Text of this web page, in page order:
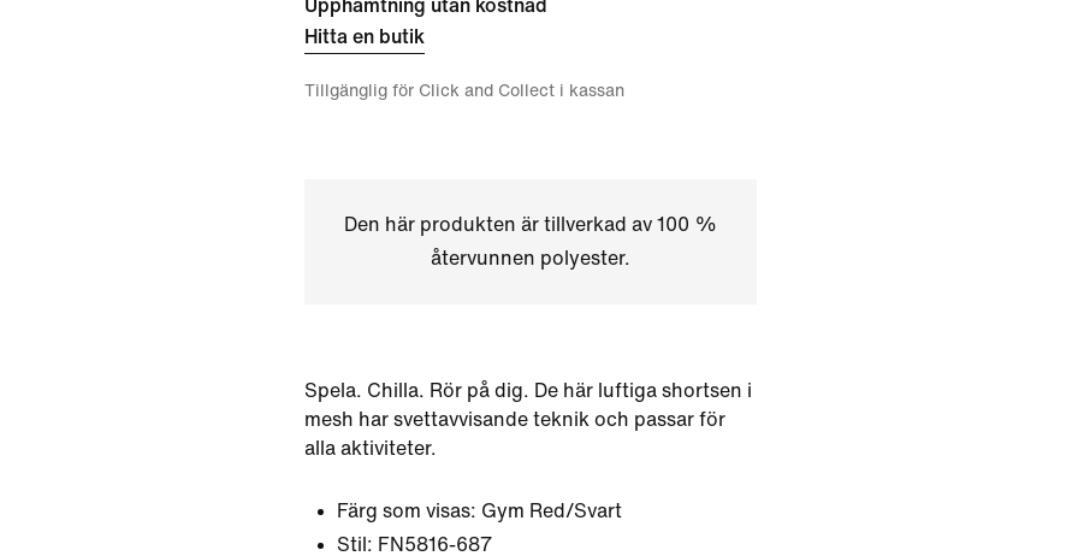
Upphämtning utan kostnad
Hitta en butik
Tillgänglig för Click and Collect i kassan
Den här produkten är tillverkad av 100 %
återvunnen polyester.
Spela. Chilla. Rör på dig. De här luftiga shortsen i
mesh har svettavvisande teknik och passar för
alla aktiviteter.
Färg som visas: Gym Red/Svart
Stil: FN5816-687